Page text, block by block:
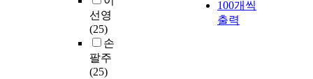
선영
(25)
손
팔주
(25)
100개씩
출력